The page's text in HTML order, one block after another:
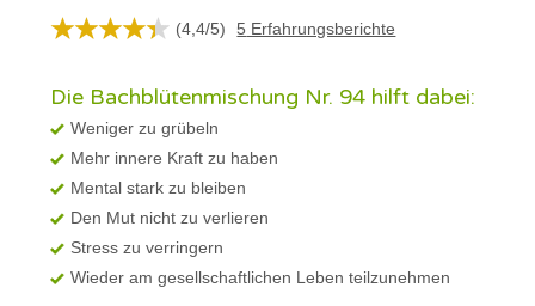
(4,4/5) 5 Erfahrungsberichte
Die Bachblütenmischung Nr. 94 hilft dabei:
Weniger zu grübeln
Mehr innere Kraft zu haben
Mental stark zu bleiben
Den Mut nicht zu verlieren
Stress zu verringern
Wieder am gesellschaftlichen Leben teilzunehmen